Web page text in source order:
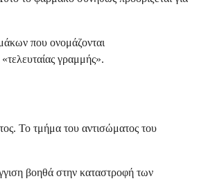
που ονομάζονται
γραμμής».
Το τμήμα του αντισώματος του
βοηθά στην καταστροφή των